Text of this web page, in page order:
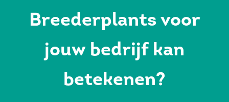
Breederplants voor
jouw bedrijf kan
betekenen?